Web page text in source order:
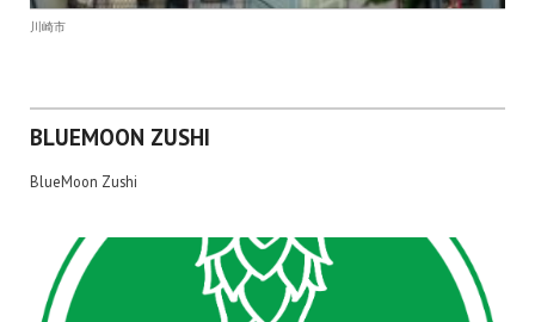
川崎市
BLUEMOON ZUSHI
BlueMoon Zushi